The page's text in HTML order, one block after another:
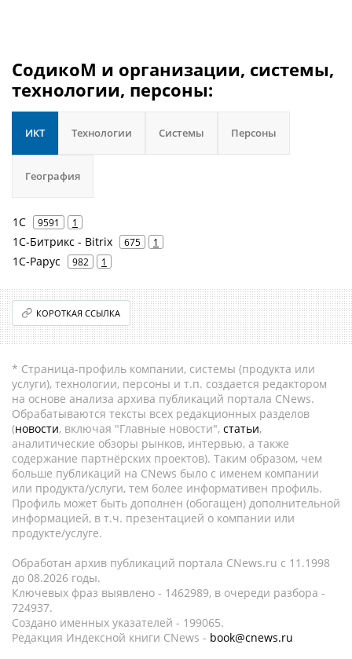
СодикоМ и организации, системы,
технологии, персоны:
ИКТ Технологии Системы Персоны
География
1С 9591 1
1С-Битрикс - Bitrix 675 1
1С-Рарус 982 1
КОРОТКАЯ ССЫЛКА
* Страница-профиль компании, системы (продукта или
услуги), технологии, персоны и т.п. создается редактором
на основе анализа архива публикаций портала CNews.
Обрабатываются тексты всех редакционных разделов
(новости, включая "Главные новости", статьи,
аналитические обзоры рынков, интервью, а также
содержание партнёрских проектов). Таким образом, чем
больше публикаций на CNews было с именем компании
или продукта/услуги, тем более информативен профиль.
Профиль может быть дополнен (обогащен) дополнительной
информацией, в т.ч. презентацией о компании или
продукте/услуге.
Обработан архив публикаций портала CNews.ru c 11.1998
до 08.2026 годы.
Ключевых фраз выявлено - 1462989, в очереди разбора -
724937.
Создано именных указателей - 199065.
Редакция Индексной книги CNews - book@cnews.ru